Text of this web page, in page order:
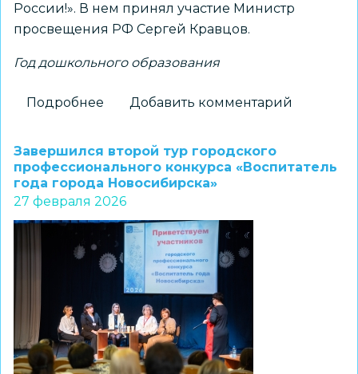
России!». В нем принял участие Министр
просвещения РФ Сергей Кравцов.
Год дошкольного образования
Подробнее
торжественная
церемония
открытия
Года
дошкольного
образования
Добавить комментарий
Завершился второй тур городского
профессионального конкурса «Воспитатель
года города Новосибирска»
27 февраля 2026